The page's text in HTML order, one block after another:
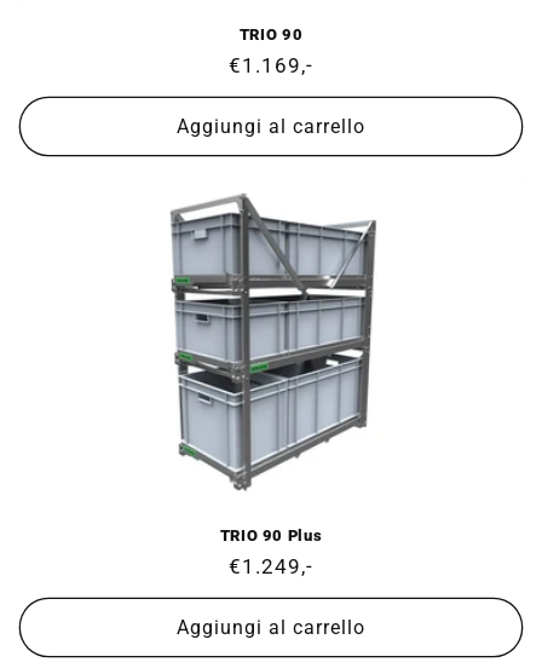
TRIO 90
Prezzo
di
listino
€1.169,-
Aggiungi al carrello
TRIO 90 Plus
Prezzo
di
listino
€1.249,-
Aggiungi al carrello